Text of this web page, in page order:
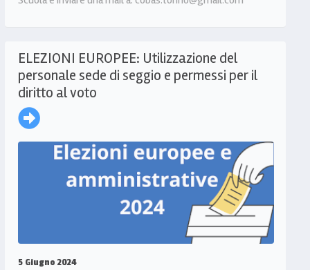
ELEZIONI EUROPEE: Utilizzazione del
personale sede di seggio e permessi per il
diritto al voto
5 Giugno 2024